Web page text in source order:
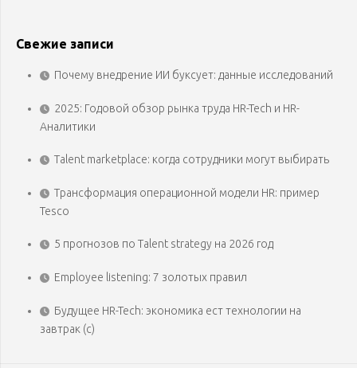
Свежие записи
Почему внедрение ИИ буксует: данные исследований
2025: Годовой обзор рынка труда HR-Tech и HR-
Аналитики
Talent marketplace: когда сотрудники могут выбирать
Трансформация операционной модели HR: пример
Tesco
5 прогнозов по Talent strategy на 2026 год
Employee listening: 7 золотых правил
Будущее HR-Tech: экономика ест технологии на
завтрак (с)